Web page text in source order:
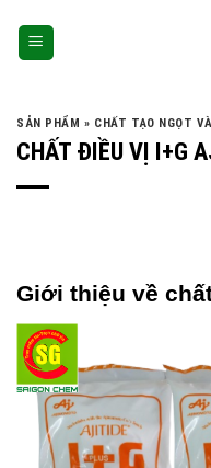
SẢN PHẨM » CHẤT TẠO NGỌT
CHẤT ĐIỀU VỊ I+G
Giới thiệu về